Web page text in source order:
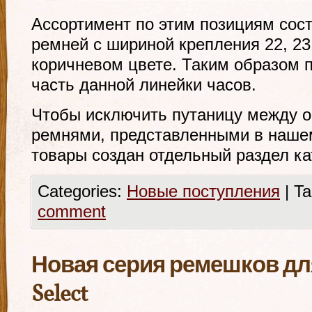
Ассортимент по этим позициям
ремней с шириной крепления 22,
коричневом цвете. Таким образом
часть данной линейки часов.
Чтобы исключить путаницу между
ремнями, представленными в
товары создан отдельный раздел
Categories: Новые поступления |
comment
Новая серия ремешков
Select